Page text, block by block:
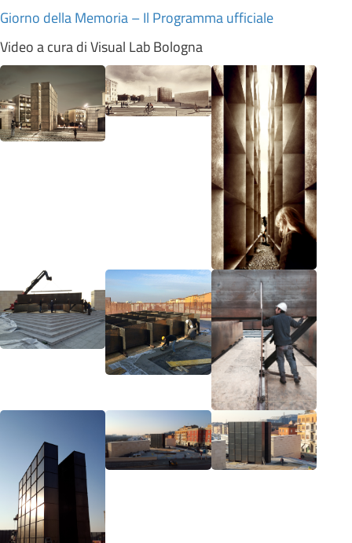
Giorno della Memoria – Il Programma ufficiale
Video a cura di Visual Lab Bologna